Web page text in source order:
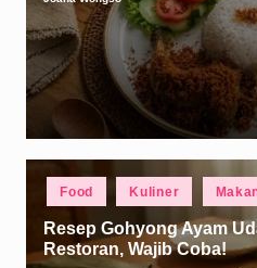
Posted
by
Food Kuliner
Resep Gohyong Ayam
Restoran, Wajib Coba!